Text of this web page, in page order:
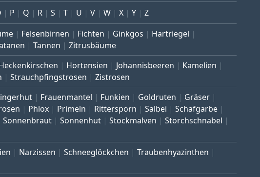
P Q R S T U V W X Y Z
Felsenbirnen Fichten Ginkgos
Hartriegel
Tannen Zitrusbäume
Hortensien Johannisbeeren
Kamelien
Strauchpfingstrosen Zistrosen
Frauenmantel Funkien Goldruten
Gräser
Phlox Primeln Rittersporn Salbei
Schafgarbe
Sonnenbraut Sonnenhut Stockmalven
Storchschnabel
Narzissen Schneeglöckchen
Traubenhyazinthen